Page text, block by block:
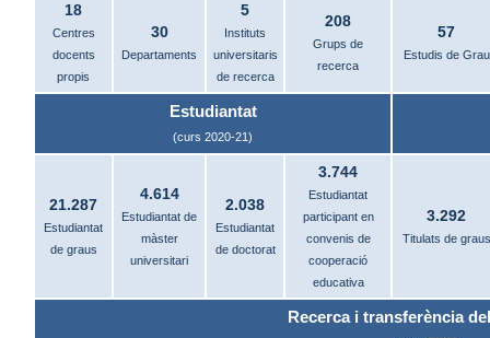
18
Centres
docents
propis
30
Departaments
5
Instituts
universitaris
de recerca
208
Grups de
recerca
57
Estudis de Grau
Estudiantat
(curs 2020-21)
21.287
Estudiantat
de graus
4.614
Estudiantat de
màster
universitari
2.038
Estudiantat
de doctorat
3.744
Estudiantat
participant en
convenis de
cooperació
educativa
3.292
Titulats de graus
Recerca i transferència